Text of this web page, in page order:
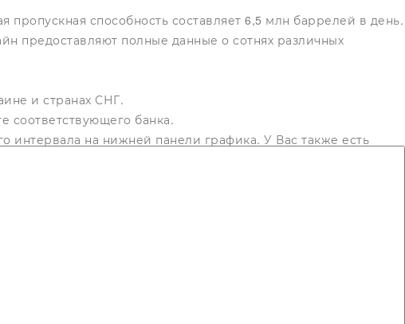
способность составляет 6,5 млн баррелей в день.
предоставляют полные данные о сотнях различных
и странах СНГ.
соответствующего банка.
интервала на нижней панели графика. У Вас также есть